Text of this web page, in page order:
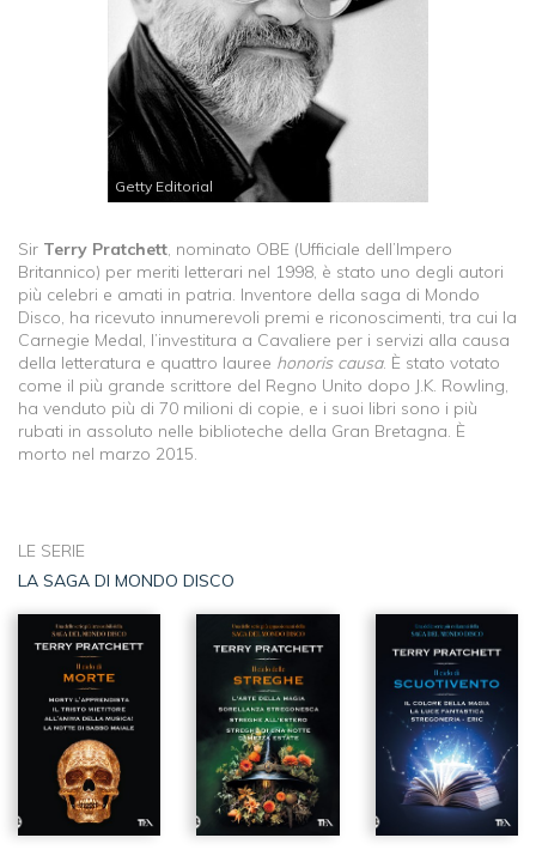
Getty Editorial
Sir Terry Pratchett, nominato OBE (Ufficiale dell’Impero
Britannico) per meriti letterari nel 1998, è stato uno degli autori
più celebri e amati in patria. Inventore della saga di Mondo
Disco, ha ricevuto innumerevoli premi e riconoscimenti, tra cui la
Carnegie Medal, l’investitura a Cavaliere per i servizi alla causa
della letteratura e quattro lauree honoris causa. È stato votato
come il più grande scrittore del Regno Unito dopo J.K. Rowling,
ha venduto più di 70 milioni di copie, e i suoi libri sono i più
rubati in assoluto nelle biblioteche della Gran Bretagna. È
morto nel marzo 2015.
LE SERIE
LA SAGA DI MONDO DISCO